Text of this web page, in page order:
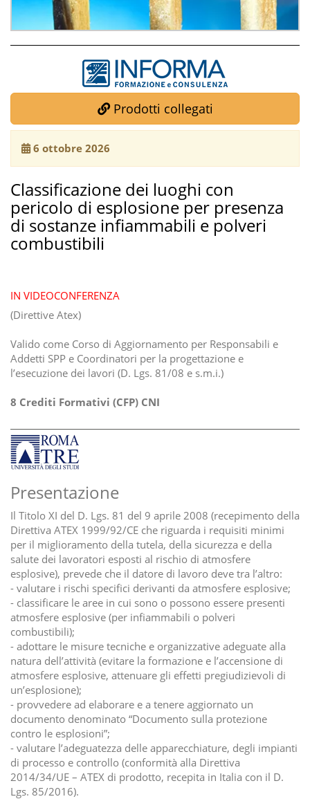
Prodotti collegati
6 ottobre 2026
Classificazione dei luoghi con
pericolo di esplosione per presenza
di sostanze infiammabili e polveri
combustibili
IN VIDEOCONFERENZA
(Direttive Atex)
Valido come Corso di Aggiornamento per Responsabili e
Addetti SPP e Coordinatori per la progettazione e
l’esecuzione dei lavori (D. Lgs. 81/08 e s.m.i.)
8 Crediti Formativi (CFP) CNI
Presentazione
Il Titolo XI del D. Lgs. 81 del 9 aprile 2008 (recepimento della
Direttiva ATEX 1999/92/CE che riguarda i requisiti minimi
per il miglioramento della tutela, della sicurezza e della
salute dei lavoratori esposti al rischio di atmosfere
esplosive), prevede che il datore di lavoro deve tra l’altro:
- valutare i rischi specifici derivanti da atmosfere esplosive;
- classificare le aree in cui sono o possono essere presenti
atmosfere esplosive (per infiammabili o polveri
combustibili);
- adottare le misure tecniche e organizzative adeguate alla
natura dell’attività (evitare la formazione e l’accensione di
atmosfere esplosive, attenuare gli effetti pregiudizievoli di
un’esplosione);
- provvedere ad elaborare e a tenere aggiornato un
documento denominato “Documento sulla protezione
contro le esplosioni”;
- valutare l’adeguatezza delle apparecchiature, degli impianti
di processo e controllo (conformità alla Direttiva
2014/34/UE – ATEX di prodotto, recepita in Italia con il D.
Lgs. 85/2016).